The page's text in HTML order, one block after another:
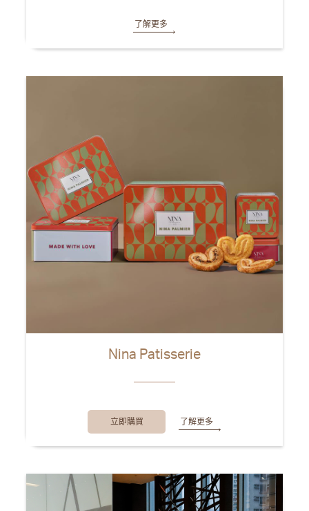
了解更多
Nina Patisserie
立即購買 了解更多